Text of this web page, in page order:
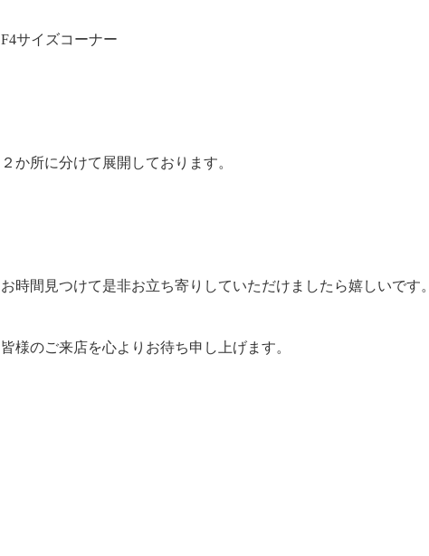
F4サイズコーナー
２か所に分けて展開しております。
お時間見つけて是非お立ち寄りしていただけましたら嬉しいです。
皆様のご来店を心よりお待ち申し上げます。